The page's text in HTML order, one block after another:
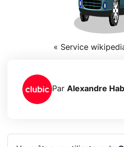
« Service
Par Alexandre